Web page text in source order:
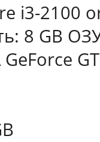
i3-2100
8 GB